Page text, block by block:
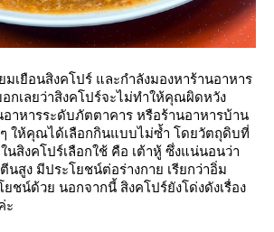
อนสิงคโปร์ และกำลังมองหาร้านอาหาร
กเลยว่าสิงคโปร์จะไม่ทำให้คุณผิดหวัง
าหารระดับภัตตาคาร หรือร้านอาหารบ้าน
ให้คุณได้เลือกกินแบบไม่ซ้ำ โดยวัตถุดิบที่
นสิงคโปร์เลือกใช้ คือ เต้าหู้ ซึ่งแน่นอนว่า
นสูง มีประโยชน์ต่อร่างกาย เรียกว่าอิ่ม
ชน์ด้วย นอกจากนี้ สิงคโปร์ยังโด่งดังเรื่อง
ะ